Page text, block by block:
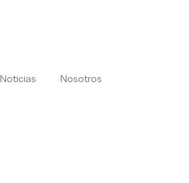
Noticias Nosotros